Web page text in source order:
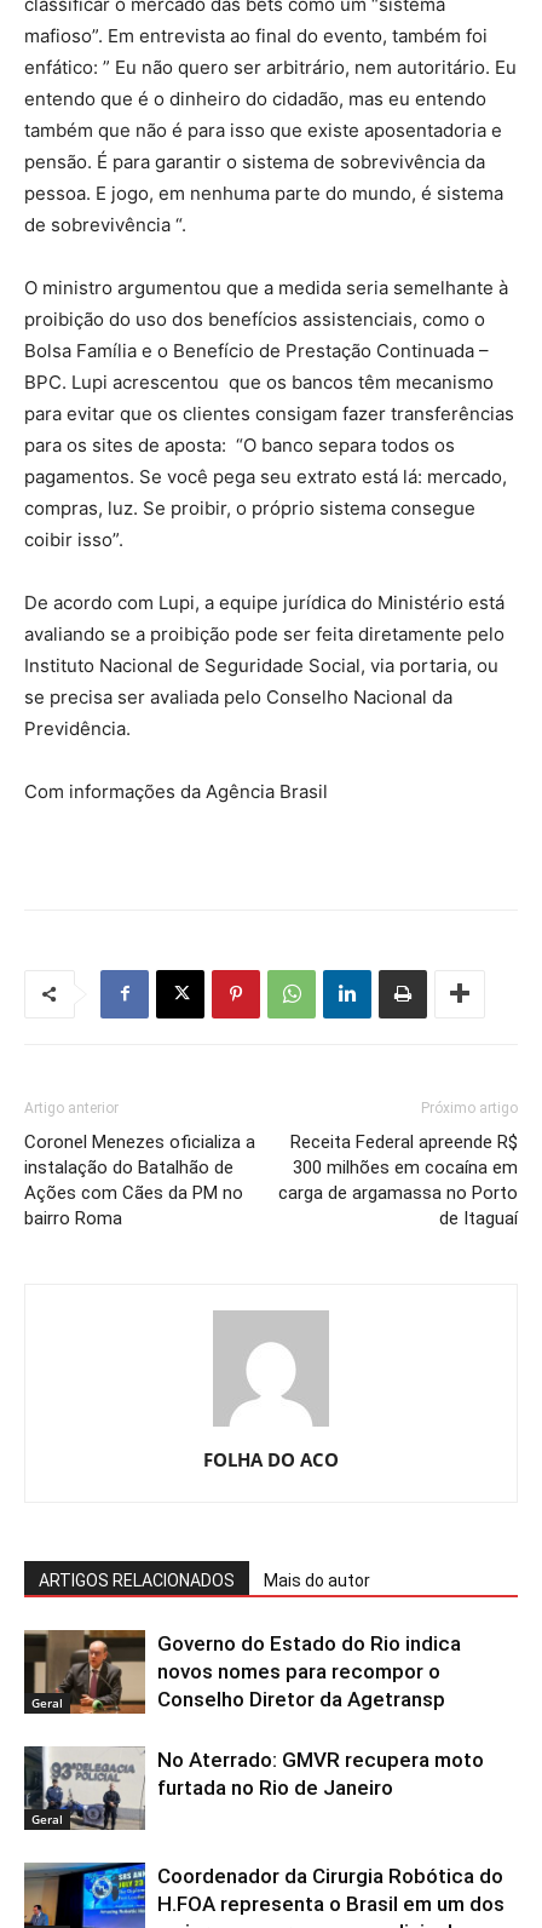
mafioso”. Em entrevista ao final do evento, também foi
enfático: ” Eu não quero ser arbitrário, nem autoritário. Eu
entendo que é o dinheiro do cidadão, mas eu entendo
também que não é para isso que existe aposentadoria e
pensão. É para garantir o sistema de sobrevivência da
pessoa. E jogo, em nenhuma parte do mundo, é sistema
de sobrevivência “.
O ministro argumentou que a medida seria semelhante à
proibição do uso dos benefícios assistenciais, como o
Bolsa Família e o Benefício de Prestação Continuada –
BPC. Lupi acrescentou que os bancos têm mecanismo
para evitar que os clientes consigam fazer transferências
para os sites de aposta: “O banco separa todos os
pagamentos. Se você pega seu extrato está lá: mercado,
compras, luz. Se proibir, o próprio sistema consegue
coibir isso”.
De acordo com Lupi, a equipe jurídica do Ministério está
avaliando se a proibição pode ser feita diretamente pelo
Instituto Nacional de Seguridade Social, via portaria, ou
se precisa ser avaliada pelo Conselho Nacional da
Previdência.
Com informações da Agência Brasil
Artigo anterior
Coronel Menezes oficializa a
instalação do Batalhão de
Ações com Cães da PM no
bairro Roma
Próximo artigo
Receita Federal apreende R$
300 milhões em cocaína em
carga de argamassa no Porto
de Itaguaí
FOLHA DO ACO
ARTIGOS RELACIONADOS Mais do autor
Geral
Governo do Estado do Rio indica
novos nomes para recompor o
Conselho Diretor da Agetransp
Geral
No Aterrado: GMVR recupera moto
furtada no Rio de Janeiro
Coordenador da Cirurgia Robótica do
H.FOA representa o Brasil em um dos